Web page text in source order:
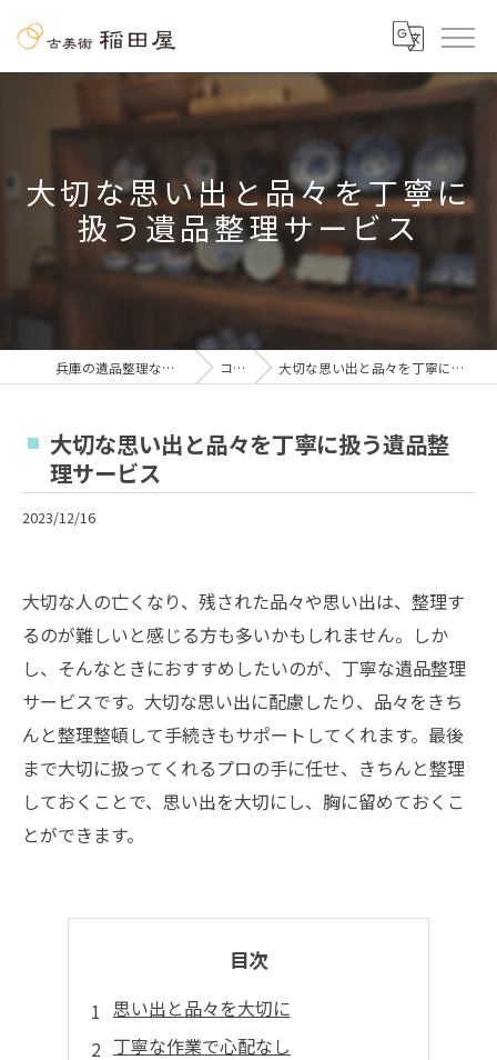
大切な思い出と品々を丁寧に
扱う遺品整理サービス
兵庫の遺品整理なら古美術 稲田屋 コラム 大切な思い出と品々を丁寧に扱う遺品整理サービス
大切な思い出と品々を丁寧に扱う遺品整
理サービス
2023/12/16
大切な人の亡くなり、残された品々や思い出は、整理す
るのが難しいと感じる方も多いかもしれません。しか
し、そんなときにおすすめしたいのが、丁寧な遺品整理
サービスです。大切な思い出に配慮したり、品々をきち
んと整理整頓して手続きもサポートしてくれます。最後
まで大切に扱ってくれるプロの手に任せ、きちんと整理
しておくことで、思い出を大切にし、胸に留めておくこ
とができます。
目次
思い出と品々を大切に
丁寧な作業で心配なし